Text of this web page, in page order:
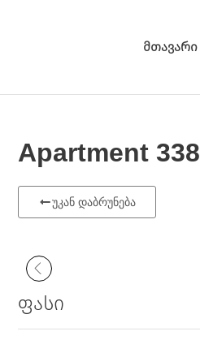
მთავარი
Apartment 338
უკან დაბრუნება
ფასი